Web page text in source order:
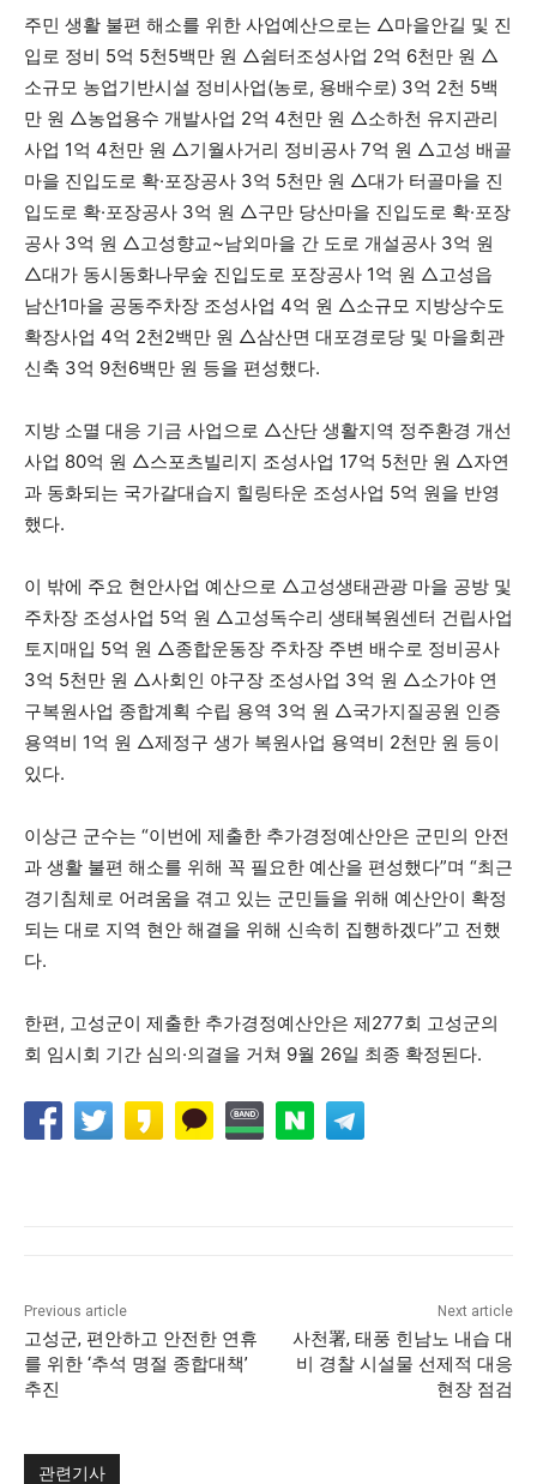
주민 생활 불편 해소를 위한 사업예산으로는 △마을안길 및 진
입로 정비 5억 5천5백만 원 △쉼터조성사업 2억 6천만 원 △
소규모 농업기반시설 정비사업(농로, 용배수로) 3억 2천 5백
만 원 △농업용수 개발사업 2억 4천만 원 △소하천 유지관리
사업 1억 4천만 원 △기월사거리 정비공사 7억 원 △고성 배골
마을 진입도로 확·포장공사 3억 5천만 원 △대가 터골마을 진
입도로 확·포장공사 3억 원 △구만 당산마을 진입도로 확·포장
공사 3억 원 △고성향교~남외마을 간 도로 개설공사 3억 원
△대가 동시동화나무숲 진입도로 포장공사 1억 원 △고성읍
남산1마을 공동주차장 조성사업 4억 원 △소규모 지방상수도
확장사업 4억 2천2백만 원 △삼산면 대포경로당 및 마을회관
신축 3억 9천6백만 원 등을 편성했다.
지방 소멸 대응 기금 사업으로 △산단 생활지역 정주환경 개선
사업 80억 원 △스포츠빌리지 조성사업 17억 5천만 원 △자연
과 동화되는 국가갈대습지 힐링타운 조성사업 5억 원을 반영
했다.
이 밖에 주요 현안사업 예산으로 △고성생태관광 마을 공방 및
주차장 조성사업 5억 원 △고성독수리 생태복원센터 건립사업
토지매입 5억 원 △종합운동장 주차장 주변 배수로 정비공사
3억 5천만 원 △사회인 야구장 조성사업 3억 원 △소가야 연
구복원사업 종합계획 수립 용역 3억 원 △국가지질공원 인증
용역비 1억 원 △제정구 생가 복원사업 용역비 2천만 원 등이
있다.
이상근 군수는 “이번에 제출한 추가경정예산안은 군민의 안전
과 생활 불편 해소를 위해 꼭 필요한 예산을 편성했다”며 “최근
경기침체로 어려움을 겪고 있는 군민들을 위해 예산안이 확정
되는 대로 지역 현안 해결을 위해 신속히 집행하겠다”고 전했
다.
한편, 고성군이 제출한 추가경정예산안은 제277회 고성군의
회 임시회 기간 심의·의결을 거쳐 9월 26일 최종 확정된다.
Previous article
고성군, 편안하고 안전한 연휴
를 위한 ‘추석 명절 종합대책’
추진
Next article
사천署, 태풍 힌남노 내습 대
비 경찰 시설물 선제적 대응
현장 점검
관련기사